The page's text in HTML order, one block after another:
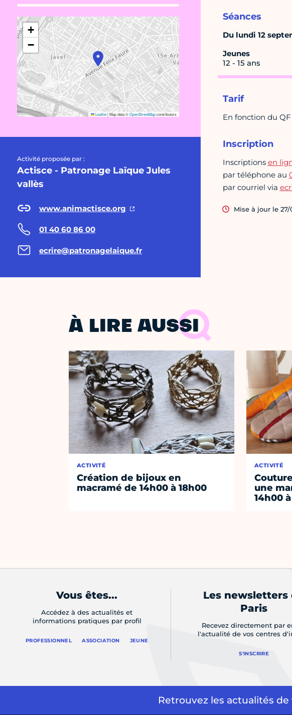
+
−
Leaflet|Map data ©OpenStreetMapcontributors
Activité proposée par :
Actisce - Patronage Laïque Jules
vallès
www.animactisce.org
01 40 60 86 00
ecrire@patronagelaique.fr
Séances
Du lundi 12
Jeunes
12 - 15 ans
Tarif
En fonction du QF
Inscription
Inscriptions en
par téléphone au
par courriel via
Mise à jour le 27/
À LIRE AUSSI
ACTIVITÉ
Création de bijoux en
macramé de 14h00 à 18h00
ACTIVITÉ
une
14h00
Vous êtes...
Accédez à des actualités et
informations pratiques par profil
PROFESSIONNEL ASSOCIATION JEUNE
Les newsletters
Paris
Recevez directement par
l'actualité de vos centres
S'INSCRIRE
Retrouvez les actualités